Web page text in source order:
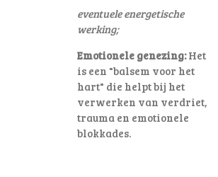
eventuele energetische
werking;
Emotionele genezing:Het
is een "balsem voor het
hart" die helpt bij het
verwerken van verdriet,
trauma en emotionele
blokkades.